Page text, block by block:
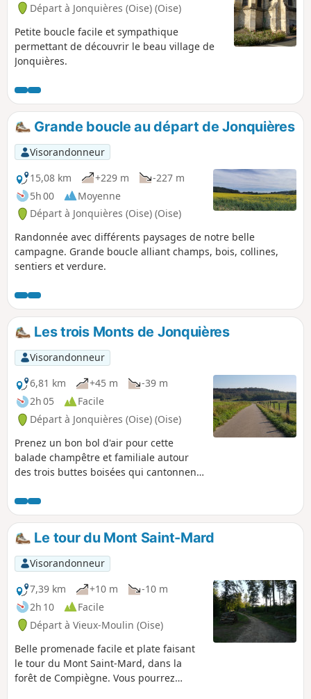
Départ à Jonquières (Oise) (Oise)
Petite boucle facile et sympathique
permettant de découvrir le beau village de
Jonquières.
Grande boucle au départ de Jonquières
Visorandonneur
15,08 km
+229 m
-227 m
5h 00
Moyenne
Départ à Jonquières (Oise) (Oise)
Randonnée avec différents paysages de notre belle
campagne. Grande boucle alliant champs, bois, collines,
sentiers et verdure.
Les trois Monts de Jonquières
Visorandonneur
6,81 km
+45 m
-39 m
2h 05
Facile
Départ à Jonquières (Oise) (Oise)
Prenez un bon bol d'air pour cette
balade champêtre et familiale autour
des trois buttes boisées qui cantonnent
et le Mont d'Huette.
Le tour du Mont Saint-Mard
Visorandonneur
7,39 km
+10 m
-10 m
2h 10
Facile
Départ à Vieux-Moulin (Oise)
Belle promenade facile et plate faisant
le tour du Mont Saint-Mard, dans la
forêt de Compiègne. Vous pourrez